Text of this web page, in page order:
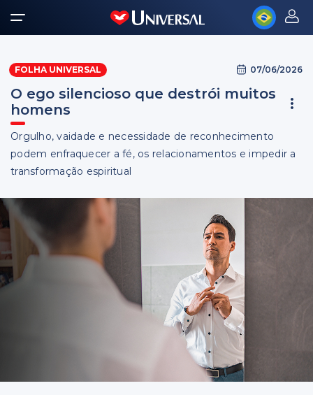
FOLHA UNIVERSAL 07/06/2026
O ego silencioso que destrói muitos
homens
Orgulho, vaidade e necessidade de reconhecimento
podem enfraquecer a fé, os relacionamentos e impedir a
transformação espiritual